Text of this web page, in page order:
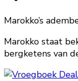
Marokko’s
Marokko staat
bergketens van